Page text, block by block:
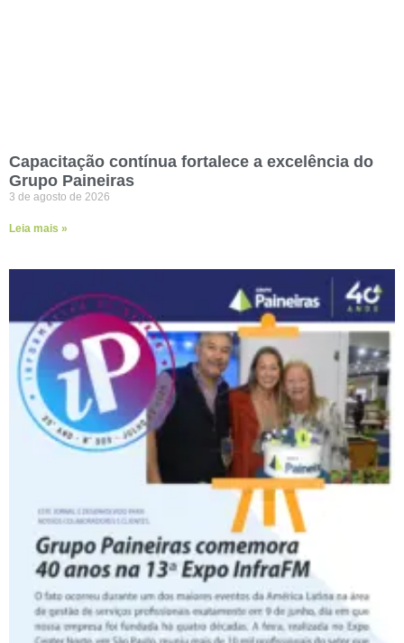
Capacitação contínua fortalece a excelência do
Grupo Paineiras
3 de agosto de 2026
Leia mais »